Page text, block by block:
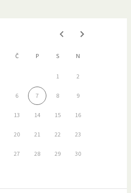
Č P S N
1 2
6 7 8 9
13 14 15 16
20 21 22 23
27 28 29 30